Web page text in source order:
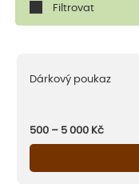
Filtrovat
Dárkový poukaz
500 – 5 000 Kč